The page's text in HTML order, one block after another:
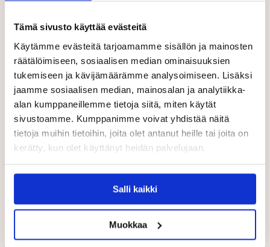
Tämä sivusto käyttää evästeitä
Käytämme evästeitä tarjoamamme sisällön ja mainosten
räätälöimiseen, sosiaalisen median ominaisuuksien
tukemiseen ja kävijämäärämme analysoimiseen. Lisäksi
jaamme sosiaalisen median, mainosalan ja analytiikka-
alan kumppaneillemme tietoja siitä, miten käytät
sivustoamme. Kumppanimme voivat yhdistää näitä
tietoja muihin tietoihin, joita olet antanut heille tai joita on
kerätty, kun olet käyttänyt heidän palvelujaan.
Salli kaikki
Muokkaa
Digialusta päiväkodeissa: tutkivalla
otteella maailmaan
mitä perheiden tapauksessa ei tule esille? Miten
tiedekasvatusta voitaisiin tarjota päiväkodeissa helposti
ja matalalla kynnyksellä kaikille? Nyt Kide Sciencen
tiedekasvatuksen jokaisen kasvattajan ja lapsen lähelle